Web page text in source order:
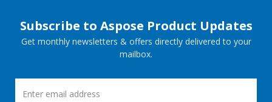
Subscribe to Aspose Product Updates
Get monthly newsletters & offers directly delivered to your
mailbox.